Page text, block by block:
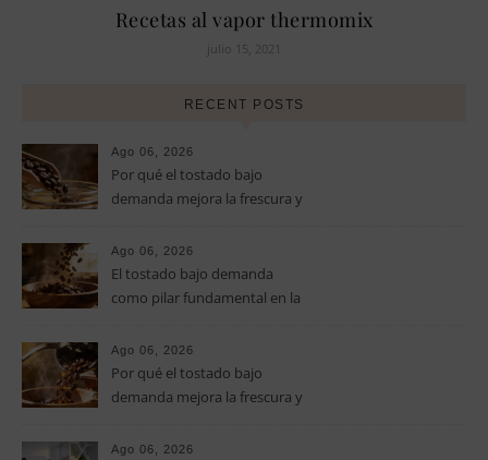
Recetas al vapor thermomix
julio 15, 2021
RECENT POSTS
Ago 06, 2026
Por qué el tostado bajo
demanda mejora la frescura y
especialidad
Ago 06, 2026
El tostado bajo demanda
como pilar fundamental en la
Ago 06, 2026
Por qué el tostado bajo
demanda mejora la frescura y
especialidad
Ago 06, 2026